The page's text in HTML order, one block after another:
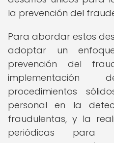
la prevención del
Para abordar estos
adoptar un
prevención del
procedimientos
personal en la
fraudulentas, y la
periódicas para